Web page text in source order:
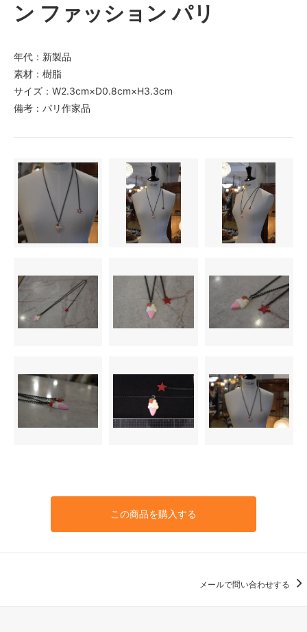
ン ファッション パリ
年代：新製品
素材：樹脂
サイズ：W2.3cm×D0.8cm×H3.3cm
備考：パリ作家品
この商品を購入する
メールで問い合わせする